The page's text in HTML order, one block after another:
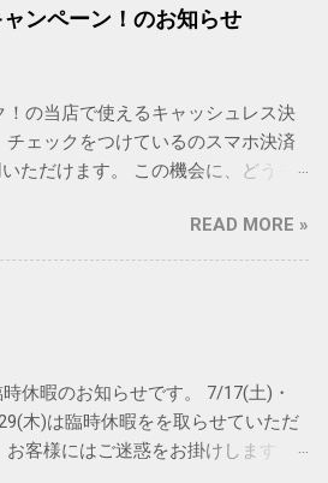
ンペーン！のお知らせ
！の当店で使えるキャッシュレス決
チェックをつけているのスマホ決済
ただけます。 この機会に、どうぞ
READ MORE »
休暇のお知らせです。 7/17(土)・
木)は臨時休暇をを取らせていただ
お客様にはご迷惑をお掛けします